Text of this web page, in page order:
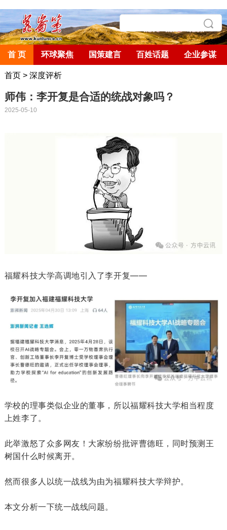
首 页 环球聚焦 国策建言 百姓话题 企业参谋
首页> 深度评析
师伟：李开复是合适的统战对象吗？
2025-05-10
福耀科技大学高调地引入了李开复——
学校的理事类似企业的董事，所以福耀科技大学相当程度
上姓李了。
此举激怒了众多网友！大家纷纷批评曹德旺，同时预测王
树国什么时候离开。
然而很多人以统一战线为由为福耀科技大学辩护。
本文分析一下统一战线问题。